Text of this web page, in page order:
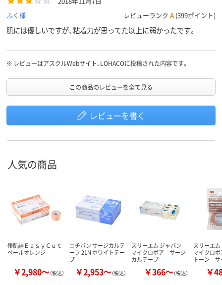
ふく様
レビューランク A (399ポイント)
肌には優しいですが、粘着力が思ってた以上に弱かったです。
※ レビューはアスクルWebサイト、LOHACOに投稿された内容です。
この商品のレビューを全て見る
レビューを書く
人気の商品
優肌絆ＥａｓｙＣｕｔ
ペールオレンジ
￥2,980～（税込）
ニチバン サージカルテ
ープ 21N ホワイトテー
プ
￥2,953～（税込）
スリーエム ジャパン
マイクロポア サージ
カルテープ
￥366～（税込）
スリーエ
マイクロポ
トーン
￥